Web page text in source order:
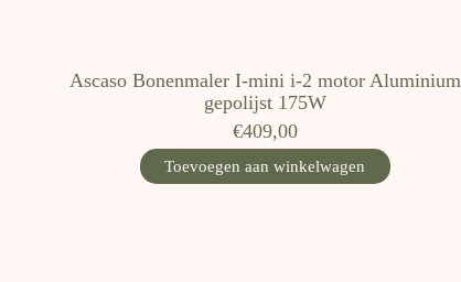
Ascaso Bonenmaler I-mini i-2 motor Aluminium
gepolijst 175W
€409,00
Toevoegen aan winkelwagen